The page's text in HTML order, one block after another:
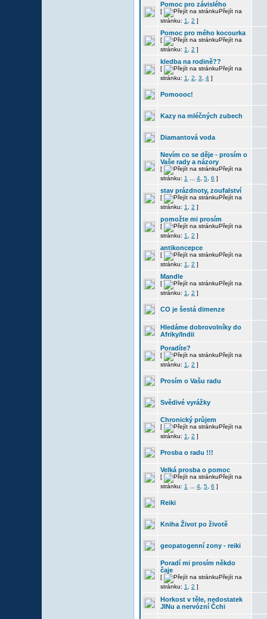
Pomoc pro závislého
[
Přejít na
stránku: 1 2 ]
Pomoc pro mého kocourka
[
Přejít na
stránku: 1 2 ]
kledba na rodině??
[
Přejít na
stránku: 1 2 3 4 ]
Pomoooc!
Kazy na mléčných zubech
Diamantová voda
Nevím co se děje - prosím o
Vaše rady a názory
[
Přejít na
stránku: 1 4 5 6 ]
stav prázdnoty, zoufalství
[
Přejít na
stránku: 1 2 ]
pomožte mi prosím
[
Přejít na
stránku: 1 2 ]
antikoncepce
[
Přejít na
stránku: 1 2 ]
Mandle
[
Přejít na
stránku: 1 2 ]
CO je šestá dimenze
Hledáme dobrovolníky do
Afriky/Indii
Poradíte?
[
Přejít na
stránku: 1 2 ]
Prosím o Vašu radu
Svědivé vyrážky
Chronický průjem
[
Přejít na
stránku: 1 2 ]
Prosba o radu !!!
Velká prosba o pomoc
[
Přejít na
stránku: 1 4 5 6 ]
Reiki
Kniha Život po životě
geopatogenní zony - reiki
Poradí mi prosím někdo
čaje
[
Přejít na
stránku: 1 2 ]
Horkost v těle, nedostatek
JINu a nervózní Čchi